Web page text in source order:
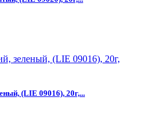
(LIE 09016), 20г,...